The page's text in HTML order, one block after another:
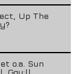
Up The
o.a. Sun